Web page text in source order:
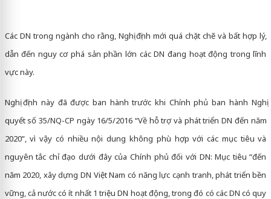
Các DN trong ngành cho rằng, Nghị định mới quá chặt chẽ và bất hợp lý,
dẫn đến nguy cơ phá sản phần lớn các DN đang hoạt động trong lĩnh
vực này.
Nghị định này đã được ban hành trước khi Chính phủ ban hành Nghị
quyết số 35/NQ-CP ngày 16/5/2016 “Về hỗ trợ và phát triển DN đến năm
2020”, vì vậy có nhiều nội dung không phù hợp với các mục tiêu và
nguyên tắc chỉ đạo dưới đây của Chính phủ đối với DN: Mục tiêu “đến
năm 2020, xây dựng DN Việt Nam có năng lực cạnh tranh, phát triển bền
vững, cả nước có ít nhất 1 triệu DN hoạt động, trong đó có các DN có quy